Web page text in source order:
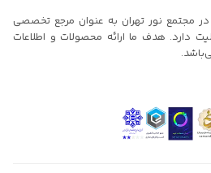
در مجتمع نور تهران به عنوان مرجع تخصصی
دارد. هدف ما ارائه محصولات و اطلاعات